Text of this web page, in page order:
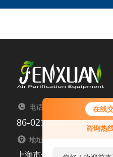
在线
咨询热
电话：TEL
86-021-67676323
地址：ADDRESS
上海市金山区亭枫公路